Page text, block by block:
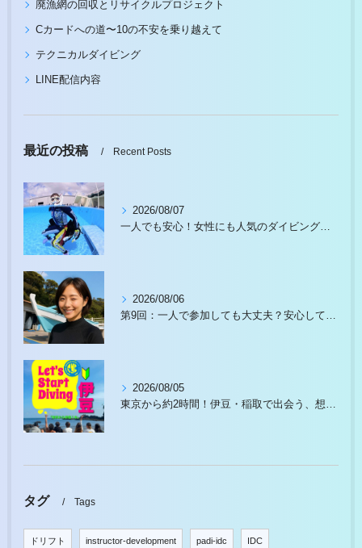
廃漁網の回収とリサイクルプロジェクト
Cカードへの道〜10の不安を乗り越えて
テクニカルダイビング
LINE配信内容
最近の投稿 Recent Posts
2026/08/07
一人でも安心！女性にも人気のダイビングスクール徹底ガイド
2026/08/06
第9回：一人で参加しても大丈夫？安心して始められる理由があります
2026/08/05
東京から約2時間！伊豆・稲取で出会う、想像以上の水中世界
タグ Tags
ドリフト instructor-development padi-idc IDC